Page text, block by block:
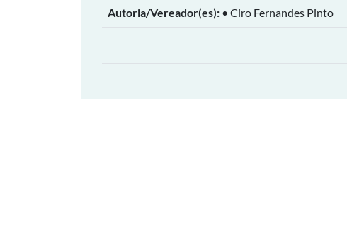
Autoria/Vereador(es): • Ciro Fernandes Pinto